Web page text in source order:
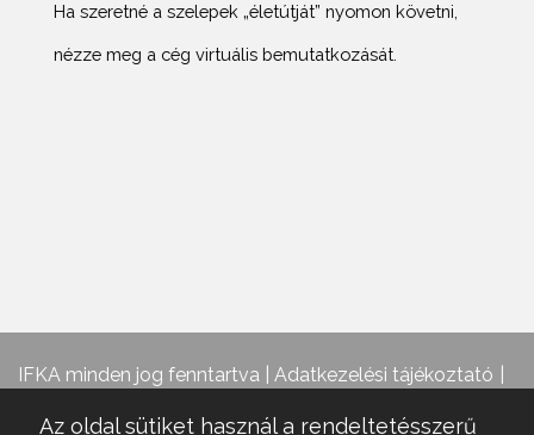
Ha szeretné a szelepek „életútját” nyomon követni,
nézze meg a cég virtuális bemutatkozását.
IFKA minden jog fenntartva | Adatkezelési tájékoztató
Az oldal sütiket használ a rendeltetésszerű